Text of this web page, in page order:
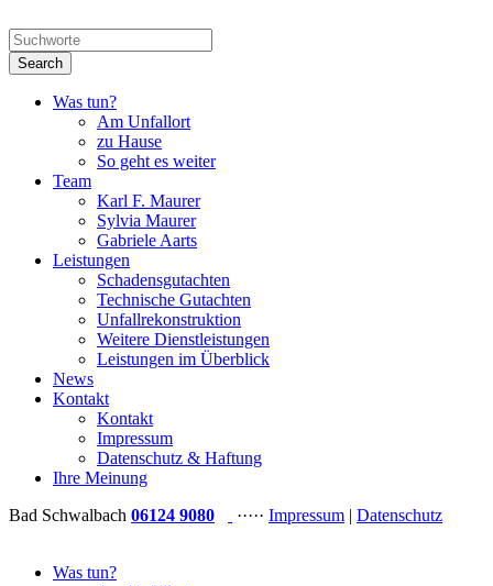
Was tun?
Am Unfallort
zu Hause
So geht es weiter
Team
Karl F. Maurer
Sylvia Maurer
Gabriele Aarts
Leistungen
Schadensgutachten
Technische Gutachten
Unfallrekonstruktion
Weitere Dienstleistungen
Leistungen im Überblick
News
Kontakt
Kontakt
Impressum
Datenschutz & Haftung
Ihre Meinung
Bad Schwalbach 06124 9080 ····· Impressum | Datenschutz
Was tun?